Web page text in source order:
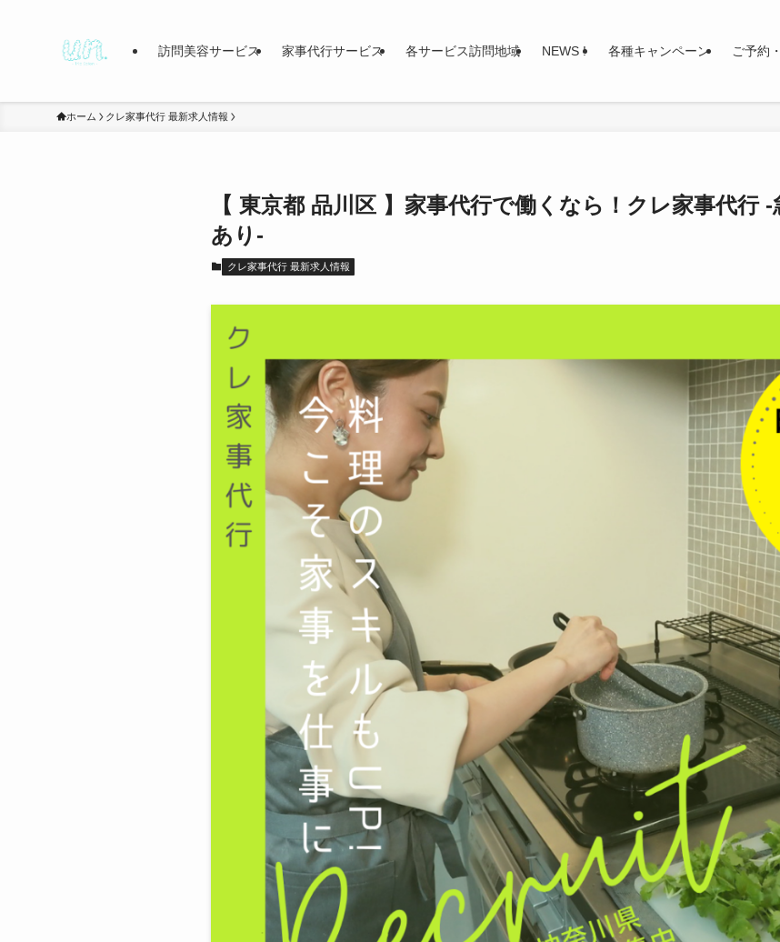
訪問美容サービス 家事代行サービス 各サービス訪問地域 NEWS ! 各種キャンペーン ご予約
ホーム クレ家事代行 最新求人情報
【 東京都 品川区 】家事代行で働くなら！クレ家事代行
あり-
クレ家事代行 最新求人情報